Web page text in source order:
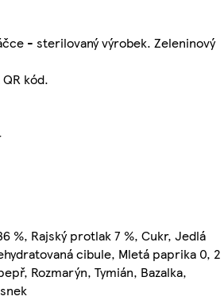
- sterilovaný výrobek. Zeleninový
kód.
%, Rajský protlak 7 %, Cukr, Jedlá
cibule, Mletá paprika 0, 2
Rozmarýn, Tymián, Bazalka,